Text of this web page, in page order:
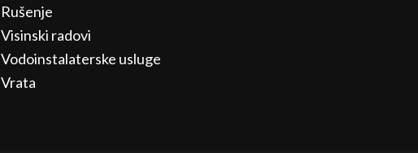
Rušenje
Visinski radovi
Vodoinstalaterske usluge
Vrata